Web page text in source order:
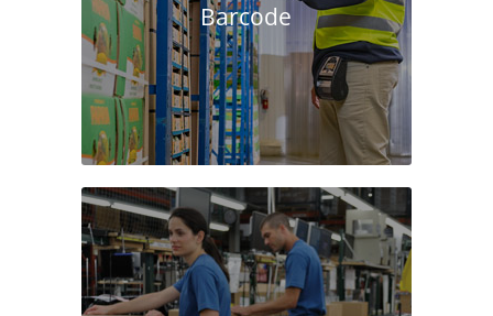
Barcode